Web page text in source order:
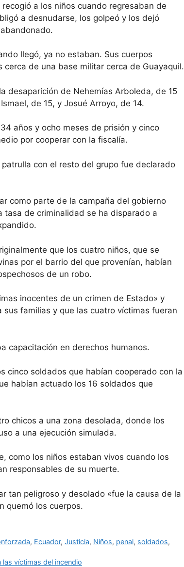
a los niños cuando regresaban de
a desnudarse, los golpeó y los dejó
llegó, ya no estaban. Sus cuerpos
de una base militar cerca de Guayaquil.
desaparición de Nehemías Arboleda, de 15
de 15, y Josué Arroyo, de 14.
años y ocho meses de prisión y cinco
por cooperar con la fiscalía.
con el resto del grupo fue declarado
como parte de la campaña del gobierno
tasa de criminalidad se ha disparado a
que los cuatro niños, que se
por el barrio del que provenían, habían
de un robo.
inocentes de un crimen de Estado» y
familias y que las cuatro víctimas fueran
capacitación en derechos humanos.
cinco soldados que habían cooperado con la
habían actuado los 16 soldados que
chicos a una zona desolada, donde los
a una ejecución simulada.
como los niños estaban vivos cuando los
responsables de su muerte.
tan peligroso y desolado «fue la causa de la
quemó los cuerpos.
, Ecuador,Justicia, Niños, penal, soldados,
víctimas del incendio